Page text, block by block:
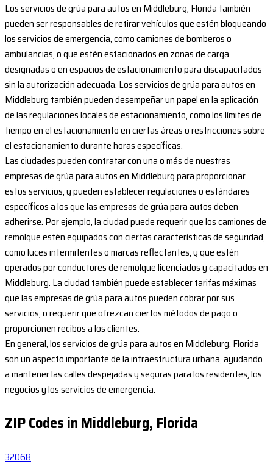
Los servicios de grúa para autos en Middleburg, Florida también
pueden ser responsables de retirar vehículos que estén bloqueando
los servicios de emergencia, como camiones de bomberos o
ambulancias, o que estén estacionados en zonas de carga
designadas o en espacios de estacionamiento para discapacitados
sin la autorización adecuada. Los servicios de grúa para autos en
Middleburg también pueden desempeñar un papel en la aplicación
de las regulaciones locales de estacionamiento, como los límites de
tiempo en el estacionamiento en ciertas áreas o restricciones sobre
el estacionamiento durante horas específicas.
Las ciudades pueden contratar con una o más de nuestras
empresas de grúa para autos en Middleburg para proporcionar
estos servicios, y pueden establecer regulaciones o estándares
específicos a los que las empresas de grúa para autos deben
adherirse. Por ejemplo, la ciudad puede requerir que los camiones de
remolque estén equipados con ciertas características de seguridad,
como luces intermitentes o marcas reflectantes, y que estén
operados por conductores de remolque licenciados y capacitados en
Middleburg. La ciudad también puede establecer tarifas máximas
que las empresas de grúa para autos pueden cobrar por sus
servicios, o requerir que ofrezcan ciertos métodos de pago o
proporcionen recibos a los clientes.
En general, los servicios de grúa para autos en Middleburg, Florida
son un aspecto importante de la infraestructura urbana, ayudando
a mantener las calles despejadas y seguras para los residentes, los
negocios y los servicios de emergencia.
ZIP Codes in Middleburg, Florida
32068